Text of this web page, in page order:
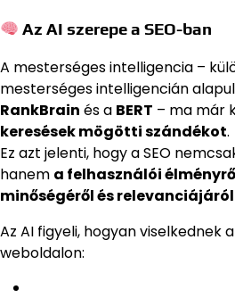
Az AI szerepe a SEO-ban
A mesterséges intelligencia –
mesterséges intelligencián
RankBrain és a BERT – ma már
keresések mögötti szándékot.
Ez azt jelenti, hogy a SEO
hanem a felhasználói
minőségéről és relevanciájáról
Az AI figyeli, hogyan viselkednek
weboldalon: